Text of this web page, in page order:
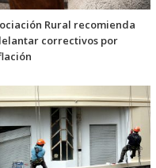
Rural recomienda
correctivos por